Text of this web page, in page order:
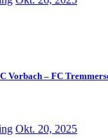
Vorbach – FC
Okt. 20, 2025